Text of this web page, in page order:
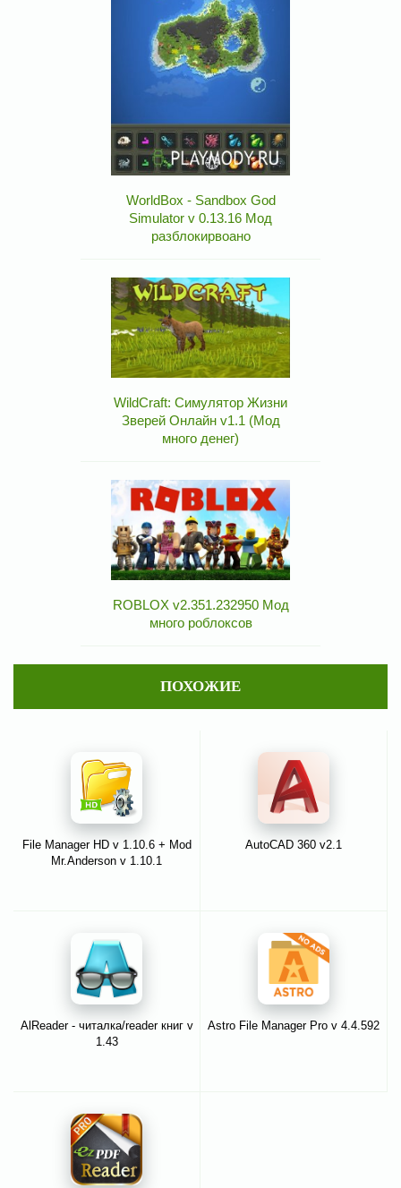
WorldBox - Sandbox God
Simulator v 0.13.16 Мод
разблокирвоано
WildCraft: Симулятор Жизни
Зверей Онлайн v1.1 (Мод
много денег)
ROBLOX v2.351.232950 Мод
много роблоксов
ПОХОЖИЕ
File Manager HD v 1.10.6 + Mod
Mr.Anderson v 1.10.1
AutoCAD 360 v2.1
AlReader - читалка/reader книг v
1.43
Astro File Manager Pro v 4.4.592